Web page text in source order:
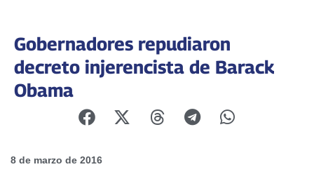
Gobernadores repudiaron
decreto injerencista de Barack
Obama
8 de marzo de 2016